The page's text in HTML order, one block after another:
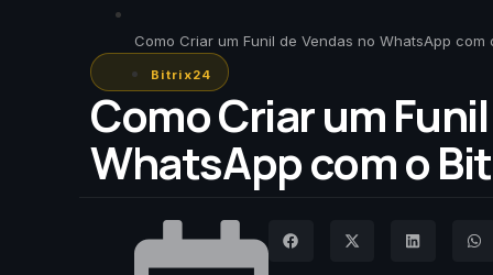
Como Criar um Funil de Vendas no WhatsApp com
Bitrix24
Como Criar um
WhatsApp com o